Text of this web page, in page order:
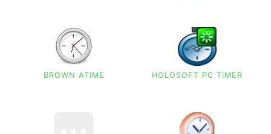
BROWN ATIME HOLOSOFT PC TIMER